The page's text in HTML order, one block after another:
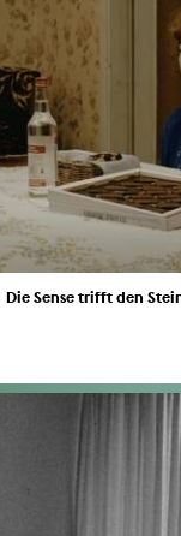
Die Sense trifft den